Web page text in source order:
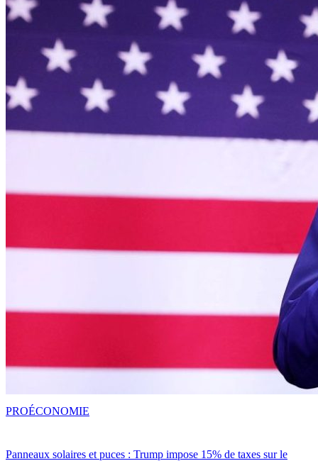
Panneaux solaires et puces : Trump impose 15% de taxes sur le
PROÉCONOMIE